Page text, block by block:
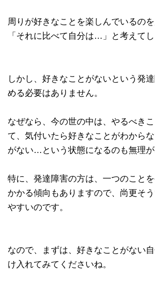
周りが好きなことを楽しんでいるのを
「それに比べて自分は…」と考えてし
しかし、好きなことがないという発
める必要はありません。
なぜなら、今の世の中は、やるべき
て、気付いたら好きなことがわから
がない…という状態になるのも無理が
特に、発達障害の方は、一つのこと
かかる傾向もありますので、尚更そ
やすいのです。
なので、まずは、好きなことがない
け入れてみてくださいね。